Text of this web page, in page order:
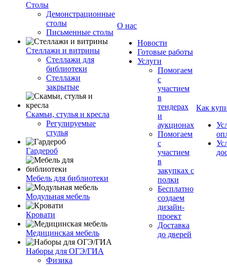
Столы
Демонстрационные
столы
Письменные столы
Стеллажи и витрины
Стеллажи для
библиотеки
Стеллажи
закрытые
Скамьи, стулья и кресла
Регулируемые
стулья
Гардероб
Мебель для библиотеки
Модульная мебель
Кровати
Медицинская мебель
Наборы для ОГЭ/ГИА
Физика
О нас
Новости
Готовые работы
Услуги
Помогаем
с
участием
в
тендерах
и
аукционах
Помогаем
с
участием
в
закупках с
полки
Бесплатно
создаем
дизайн-
проект
Доставка
до дверей
Как